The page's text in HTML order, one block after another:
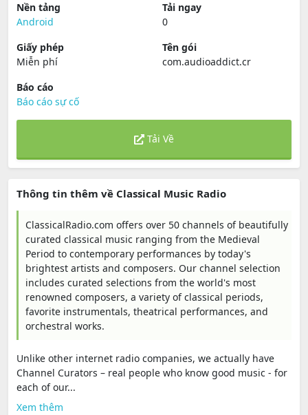
Nền tảng
Android
Tải ngay
0
Giấy phép
Miễn phí
Tên gói
com.audioaddict.cr
Báo cáo
Báo cáo sự cố
Tải Về
Thông tin thêm về Classical Music Radio
ClassicalRadio.com offers over 50 channels of beautifully
curated classical music ranging from the Medieval
Period to contemporary performances by today's
brightest artists and composers. Our channel selection
includes curated selections from the world's most
renowned composers, a variety of classical periods,
favorite instrumentals, theatrical performances, and
orchestral works.
Unlike other internet radio companies, we actually have
Channel Curators – real people who know good music - for
each of our...
Xem thêm